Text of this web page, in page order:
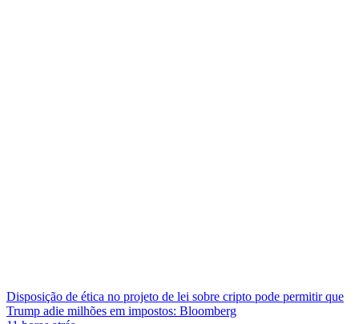
Disposição de ética no projeto de lei sobre cripto pode permitir que
Trump adie milhões em impostos: Bloomberg